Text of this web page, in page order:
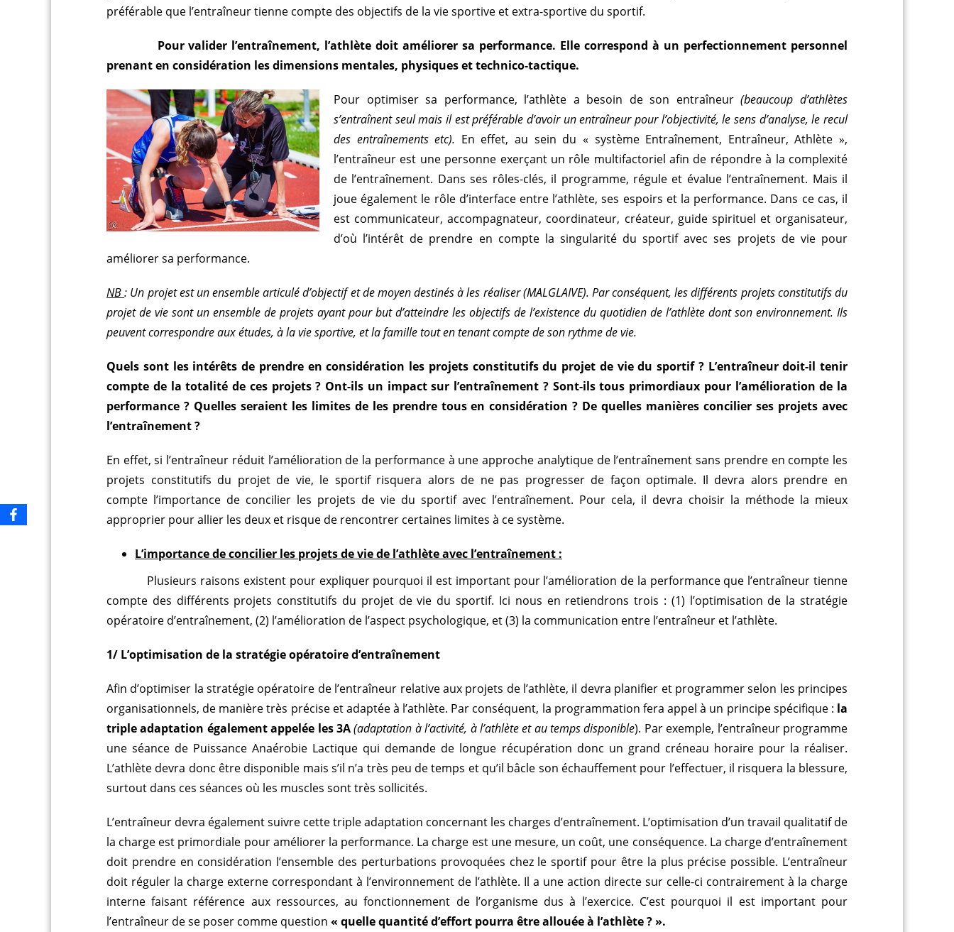
préférable que l’entraîneur tienne compte des objectifs de la vie sportive et extra-sportive du sportif.
Pour valider l’entraînement, l’athlète doit améliorer sa performance. Elle correspond à un perfectionnement personnel
prenant en considération les dimensions mentales, physiques et technico-tactique.
Pour optimiser sa performance, l’athlète a besoin de son entraîneur(beaucoup d’athlètes
s’entraînent seul mais il est préférable d’avoir un entraîneur pour l’objectivité, le sens d’analyse, le recul
des entraînements etc). En effet, au sein du « système Entraînement, Entraîneur, Athlète »,
l’entraîneur est une personne exerçant un rôle multifactoriel afin de répondre à la complexité
de l’entraînement. Dans ses rôles-clés, il programme, régule et évalue l’entraînement. Mais il
joue également le rôle d’interface entre l’athlète, ses espoirs et la performance. Dans ce cas, il
est communicateur, accompagnateur, coordinateur, créateur, guide spirituel et organisateur,
d’où l’intérêt de prendre en compte la singularité du sportif avec ses projets de vie pour
améliorer sa performance.
NB: Un projet est un ensemble articulé d’objectif et de moyen destinés à les réaliser (MALGLAIVE). Par conséquent, les différents projets constitutifs du
projet de vie sont un ensemble de projets ayant pour but d’atteindre les objectifs de l’existence du quotidien de l’athlète dont son environnement. Ils
peuvent correspondre aux études, à la vie sportive, et la famille tout en tenant compte de son rythme de vie.
Quels sont les intérêts de prendre en considération les projets constitutifs du projet de vie du sportif ? L’entraîneur doit-il tenir
compte de la totalité de ces projets ? Ont-ils un impact sur l’entraînement ? Sont-ils tous primordiaux pour l’amélioration de la
performance ? Quelles seraient les limites de les prendre tous en considération ? De quelles manières concilier ses projets avec
l’entraînement ?
En effet, si l’entraîneur réduit l’amélioration de la performance à une approche analytique de l’entraînement sans prendre en compte les
projets constitutifs du projet de vie, le sportif risquera alors de ne pas progresser de façon optimale. Il devra alors prendre en
compte l’importance de concilier les projets de vie du sportif avec l’entraînement. Pour cela, il devra choisir la méthode la mieux
approprier pour allier les deux et risque de rencontrer certaines limites à ce système.
L’importance de concilier les projets de vie de l’athlète avec l’entraînement :
Plusieurs raisons existent pour expliquer pourquoi il est important pour l’amélioration de la performance que l’entraîneur tienne
compte des différents projets constitutifs du projet de vie du sportif. Ici nous en retiendrons trois : (1) l’optimisation de la stratégie
opératoire d’entraînement, (2) l’amélioration de l’aspect psychologique, et (3) la communication entre l’entraîneur et l’athlète.
1/ L’optimisation de la stratégie opératoire d’entraînement
Afin d’optimiser la stratégie opératoire de l’entraîneur relative aux projets de l’athlète, il devra planifier et programmer selon les principes
organisationnels, de manière très précise et adaptée à l’athlète. Par conséquent, la programmation fera appel à un principe spécifique : la
triple adaptation également appelée les 3A(adaptation à l’activité, à l’athlète et au temps disponible). Par exemple, l’entraîneur programme
une séance de Puissance Anaérobie Lactique qui demande de longue récupération donc un grand créneau horaire pour la réaliser.
L’athlète devra donc être disponible mais s’il n’a très peu de temps et qu’il bâcle son échauffement pour l’effectuer, il risquera la blessure,
surtout dans ces séances où les muscles sont très sollicités.
L’entraîneur devra également suivre cette triple adaptation concernant les charges d’entraînement. L’optimisation d’un travail qualitatif de
la charge est primordiale pour améliorer la performance. La charge est une mesure, un coût, une conséquence. La charge d’entraînement
doit prendre en considération l’ensemble des perturbations provoquées chez le sportif pour être la plus précise possible. L’entraîneur
doit réguler la charge externe correspondant à l’environnement de l’athlète. Il a une action directe sur celle-ci contrairement à la charge
interne faisant référence aux ressources, au fonctionnement de l’organisme dus à l’exercice. C’est pourquoi il est important pour
l’entraîneur de se poser comme question « quelle quantité d’effort pourra être allouée à l’athlète ? ».